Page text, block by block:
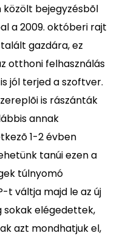
bejegyzésbõl
a 2009. októberi rajt
gazdára, ez
otthoni felhasználás
jól terjed a szoftver.
is rászánták
annak
1-2 évben
tanúi ezen a
túlnyomó
t váltja majd le az új
sokak elégedettek,
azt mondhatjuk el,